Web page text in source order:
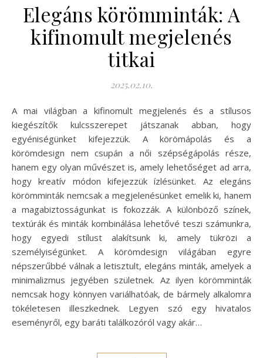
Elegáns körömminták: A
kifinomult megjelenés
titkai
2025.02.10.
A mai világban a kifinomult megjelenés és a stílusos
kiegészítők kulcsszerepet játszanak abban, hogy
egyéniségünket kifejezzük. A körömápolás és a
körömdesign nem csupán a női szépségápolás része,
hanem egy olyan művészet is, amely lehetőséget ad arra,
hogy kreatív módon kifejezzük ízlésünket. Az elegáns
körömminták nemcsak a megjelenésünket emelik ki, hanem
a magabiztosságunkat is fokozzák. A különböző színek,
textúrák és minták kombinálása lehetővé teszi számunkra,
hogy egyedi stílust alakítsunk ki, amely tükrözi a
személyiségünket. A körömdesign világában egyre
népszerűbbé válnak a letisztult, elegáns minták, amelyek a
minimalizmus jegyében születnek. Az ilyen körömminták
nemcsak hogy könnyen variálhatóak, de bármely alkalomra
tökéletesen illeszkednek. Legyen szó egy hivatalos
eseményről, egy baráti találkozóról vagy akár…